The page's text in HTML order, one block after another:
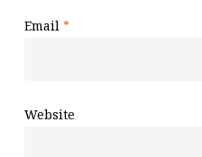
Email *
Website